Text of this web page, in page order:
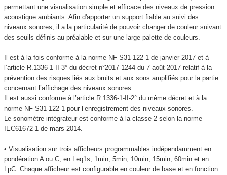
permettant une visualisation simple et efficace des niveaux de pression
acoustique ambiants. Afin d'apporter un support fiable au suivi des
niveaux sonores, il a la particularité de pouvoir changer de couleur suivant
des seuils définis au préalable et sur une large palette de couleurs.
Il est à la fois conforme à la norme NF S31-122-1 de janvier 2017 et à
l’article R.1336-1-II-3° du décret n°2017-1244 du 7 août 2017 relatif à la
prévention des risques liés aux bruits et aux sons amplifiés pour la partie
concernant l’affichage des niveaux sonores.
Il est aussi conforme à l’article R.1336-1-II-2° du même décret et à la
norme NF S31-122-1 pour l’enregistrement des niveaux sonores.
Le sonomètre intégrateur est conforme à la classe 2 selon la norme
IEC61672-1 de mars 2014.
• Visualisation sur trois afficheurs programmables indépendamment en
pondération A ou C, en Leq1s, 1min, 5min, 10min, 15min, 60min et en
LpC. Chaque afficheur est configurable en couleur de base et en fonction